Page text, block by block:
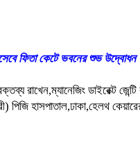
ফিতা কেটে ভবনের শুভ
রাখেন,ম্যানেজিং ডাইরেক্ট
হাসপাতাল,ঢাকা,হেলথ